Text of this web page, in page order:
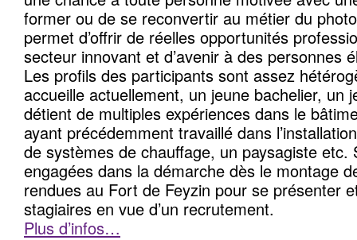
former ou de se reconvertir au métier du
permet d’offrir de réelles opportunités
secteur innovant et d’avenir à des personnes
Les profils des participants sont assez
accueille actuellement, un jeune bachelier, un
détient de multiples expériences dans le
ayant précédemment travaillé dans
de systèmes de chauffage, un paysagiste etc.
engagées dans la démarche dès le montage
rendues au Fort de Feyzin pour se présenter
stagiaires en vue d’un recrutement.
Plus d’infos…